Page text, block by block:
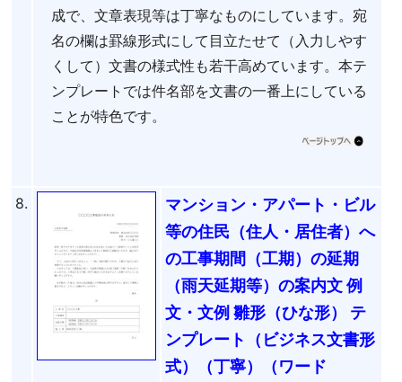
成で、文章表現等は丁寧なものにしています。宛
名の欄は罫線形式にして目立たせて（入力しやす
くして）文書の様式性も若干高めています。本テ
ンプレートでは件名部を文書の一番上にしている
ことが特色です。
8.
マンション・アパート・ビル
等の住民（住人・居住者）へ
の工事期間（工期）の延期
（雨天延期等）の案内文 例
文・文例 雛形（ひな形） テ
ンプレート（ビジネス文書形
式）（丁寧）（ワード